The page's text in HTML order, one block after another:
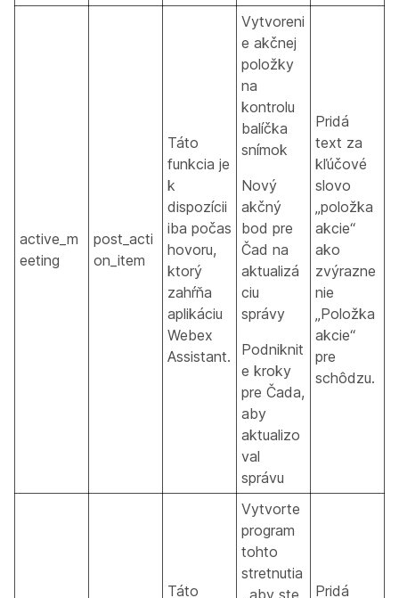
active_m
eeting
post_acti
on_item
Táto
funkcia je
k
dispozícii
iba počas
hovoru,
ktorý
zahŕňa
aplikáciu
Webex
Assistant.
Vytvoreni
e akčnej
položky
na
kontrolu
balíčka
snímok
Nový
akčný
bod pre
Čad na
aktualizá
ciu
správy
Podniknit
e kroky
pre Čada,
aby
aktualizo
val
správu
Pridá
text za
kľúčové
slovo
„položka
akcie“
ako
zvýrazne
nie
„Položka
akcie“
pre
schôdzu.
Táto
Vytvorte
program
tohto
stretnutia
, aby ste
Pridá